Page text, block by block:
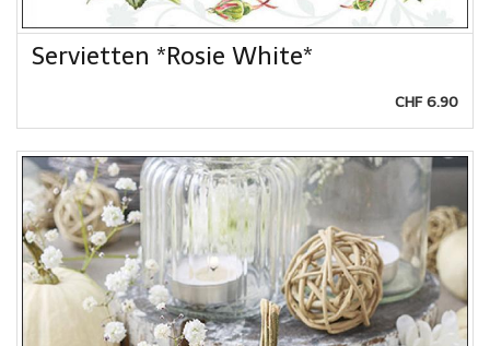
Servietten *Rosie White*
CHF 6.90